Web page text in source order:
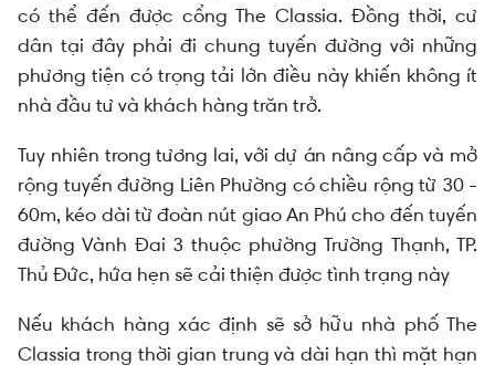
có thể đến được cổng The Classia. Đồng thời, cư
dân tại đây phải đi chung tuyến đường với những
phương tiện có trọng tải lớn điều này khiến không ít
nhà đầu tư và khách hàng trăn trở.
Tuy nhiên trong tương lai, với dự án nâng cấp và mở
rộng tuyến đường Liên Phường có chiều rộng từ 30 -
60m, kéo dài từ đoàn nút giao An Phú cho đến tuyến
đường Vành Đai 3 thuộc phường Trường Thạnh, TP.
Thủ Đức, hứa hẹn sẽ cải thiện được tình trạng này
Nếu khách hàng xác định sẽ sở hữu nhà phố The
Classia trong thời gian trung và dài hạn thì mặt hạn